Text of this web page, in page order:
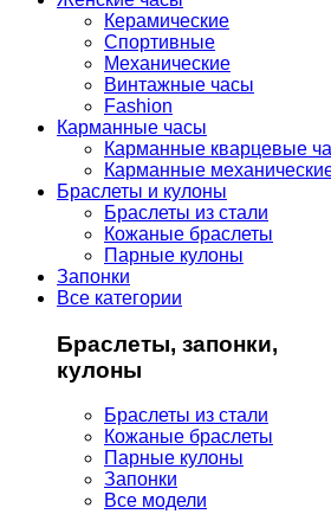
Керамические
Спортивные
Механические
Винтажные часы
Fashion
Карманные часы
Карманные кварцевые
Карманные
Браслеты и кулоны
Браслеты из стали
Кожаные браслеты
Парные кулоны
Запонки
Все категории
Браслеты, запонки,
кулоны
Браслеты из стали
Кожаные браслеты
Парные кулоны
Запонки
Все модели